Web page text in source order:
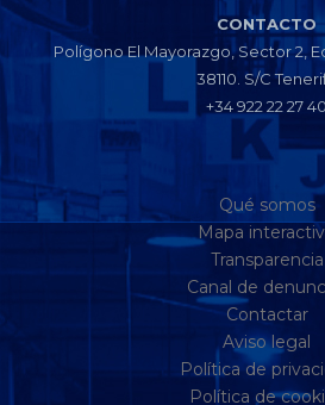
CONTACTO
Polígono El Mayorazgo, Sector 2,
38110. S/C
+34 922 22 27 40
Qué somos
Mapa
Transparencia
Canal de
Contactar
Aviso legal
Política de
Política de